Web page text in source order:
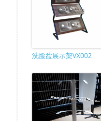
洗脸盆展示架VX002